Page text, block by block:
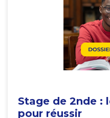
Stage de 2nde :
pour réussir